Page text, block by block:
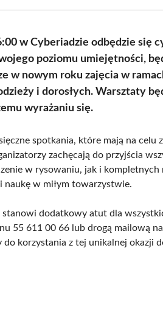
w Cyberiadzie odbędzie się
poziomu umiejętności,
w nowym roku zajęcia w
i dorosłych. Warsztaty
wyrażaniu się.
spotkania, które mają na celu
zachęcają do przyjścia
w rysowaniu, jak i kompletnych
naukę w miłym towarzystwie.
stanowi dodatkowy atut dla
55 611 00 66 lub drogą mailową
do korzystania z tej unikalnej okazji